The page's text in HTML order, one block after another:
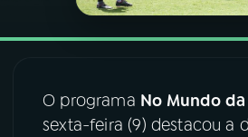
06VIDEOCASTS
07ÚLTIMAS
O programa No Mundo da
sexta-feira (9) destacou a